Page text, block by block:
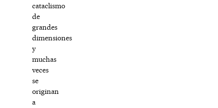
cataclismo
de
grandes
dimensiones
y
muchas
veces
se
originan
a